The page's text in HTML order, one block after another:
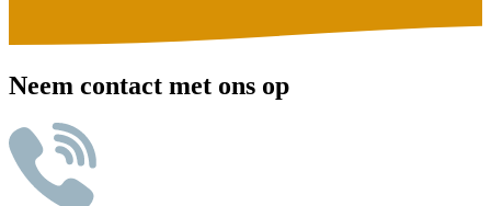
Neem contact met ons op